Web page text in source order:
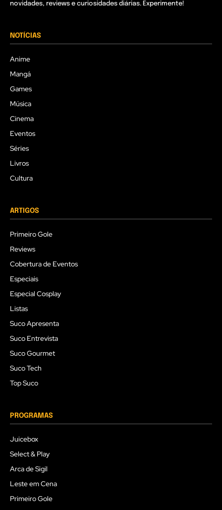
novidades, reviews e curiosidades diárias. Experimente!
NOTÍCIAS
Anime
Mangá
Games
Música
Cinema
Eventos
Séries
Livros
Cultura
ARTIGOS
Primeiro Gole
Reviews
Cobertura de Eventos
Especiais
Especial Cosplay
Listas
Suco Apresenta
Suco Entrevista
Suco Gourmet
Suco Tech
Top Suco
PROGRAMAS
Juicebox
Select & Play
Arca de Sigil
Leste em Cena
Primeiro Gole